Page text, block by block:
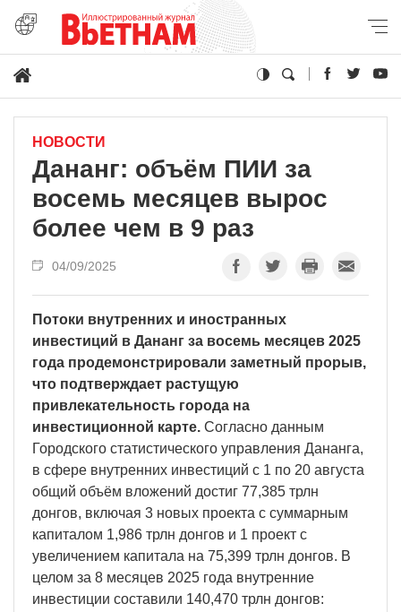
НОВОСТИ
Дананг: объём ПИИ за
восемь месяцев вырос
более чем в 9 раз
04/09/2025
Потоки внутренних и иностранных
инвестиций в Дананг за восемь месяцев 2025
года продемонстрировали заметный прорыв,
что подтверждает растущую
привлекательность города на
инвестиционной карте. Согласно данным
Городского статистического управления Дананга,
в сфере внутренних инвестиций с 1 по 20 августа
общий объём вложений достиг 77,385 трлн
донгов, включая 3 новых проекта с суммарным
капиталом 1,986 трлн донгов и 1 проект с
увеличением капитала на 75,399 трлн донгов. В
целом за 8 месяцев 2025 года внутренние
инвестиции составили 140,470 трлн донгов: